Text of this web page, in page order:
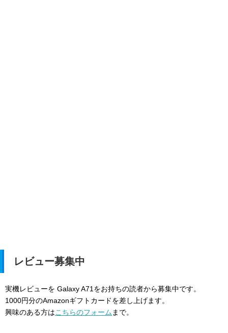
レビュー募集中
実機レビューを Galaxy A71をお持ちの読者から募集中です。
1000円分のAmazonギフトカードを差し上げます。
興味のある方はこちらのフォーム まで。